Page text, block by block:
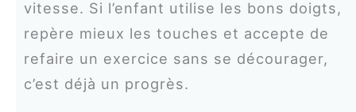
vitesse. Si l’enfant utilise les bons doigts,
repère mieux les touches et accepte de
refaire un exercice sans se décourager,
c’est déjà un progrès.